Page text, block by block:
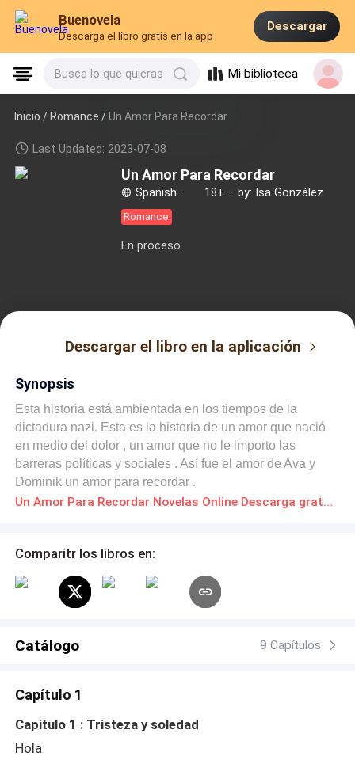
Buenovela
Descarga el libro gratis en la app
Descargar
Busca lo que quieras Mi biblioteca
Inicio /Romance / Un Amor Para Recordar
Last Updated: 2023-07-08
Un Amor Para Recordar
Spanish · 18+ · by: Isa González
Romance
En proceso
Descargar el libro en la aplicación
Synopsis
Esta historia está ambientada en los tiempos de la
dictadura nazi. Esta es la historia de un amor que nació
en medio del dolor , un amor que no le importo las
barreras políticas y sociales . Así fue el amor de Ava y
Dominik un amor para recordar .
Un Amor Para Recordar Novelas Online Descarga gratuita de PDF
Comparitr los libros en:
Catálogo 9 Capítulos
Capítulo 1
Capitulo 1 : Tristeza y soledad
Hola